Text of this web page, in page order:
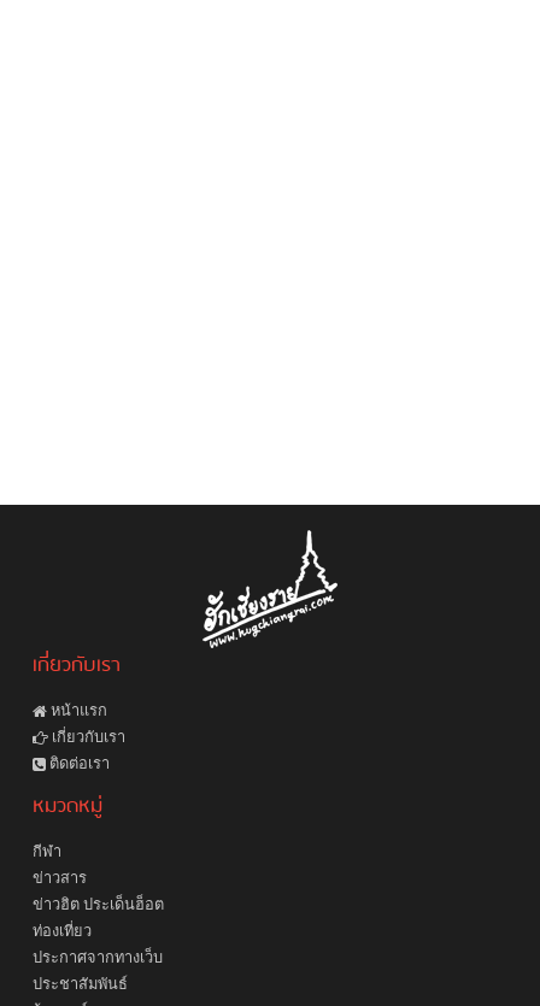
เกี่ยวกับเรา
หน้าแรก
เกี่ยวกับเรา
ติดต่อเรา
หมวดหมู่
กีฬา
ข่าวสาร
ข่าวฮิต ประเด็นฮ็อต
ท่องเที่ยว
ประกาศจากทางเว็บ
ประชาสัมพันธ์